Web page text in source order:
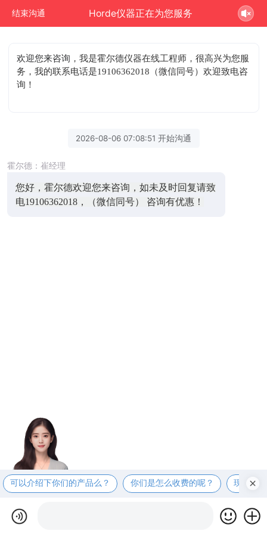
结束沟通 Horde仪器正在为您服务
欢迎您来咨询 ，我是霍尔德仪器在线工程师，很高兴为您服
务，我的联系电话是19106362018（微信同号）欢迎致电咨
询！
2026-08-06 07:08:51 开始沟通
霍尔德：崔经理
您好，霍尔德欢迎您来咨询，如未及时回复请致
电19106362018，（微信同号） 咨询有优惠！
可以介绍下你们的产品么？ 你们是怎么收费的呢？ 现在有